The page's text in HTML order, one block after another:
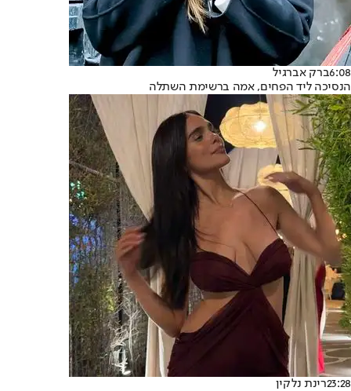
6:08ברק אברגיל
הנסיכה ליד הפחים, אמה ברשימת השתלה
23:28רינת נלקין